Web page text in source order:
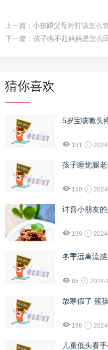
上一篇： 小孩跟父母对打该怎么
下一篇： 孩子瞧不起妈妈是怎么
猜你喜欢
5岁宝咳嗽头
181
孩子睡觉腿
150
讨喜小朋友的
199
冬季远离流
85 2024-
放寒假了 熊
186
儿童低头看